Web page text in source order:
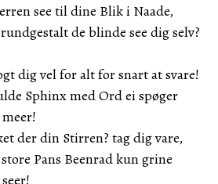
see til dine Blik i Naade,
de blinde see dig selv?
dig vel for alt for snart at svare!
Sphinx med Ord ei spøger
meer!
der din Stirren? tag dig vare,
Pans Beenrad kun grine
seer!